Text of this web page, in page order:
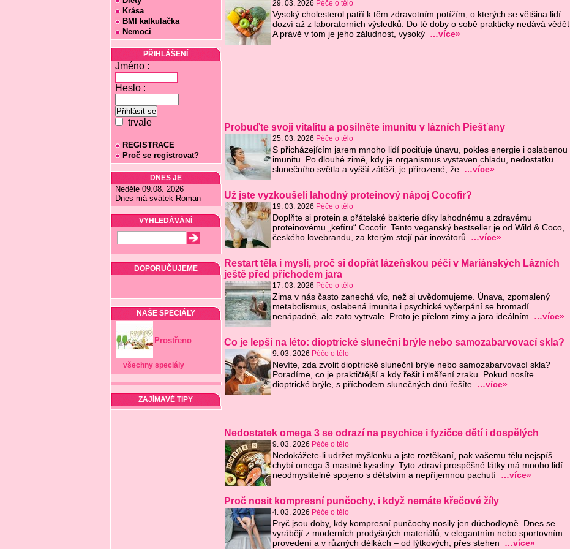
Krása
BMI kalkulačka
Nemoci
PŘIHLÁŠENÍ
Jméno :
Heslo :
trvale
REGISTRACE
Proč se registrovat?
DNES JE
Neděle 09.08. 2026
Dnes má svátek Roman
VYHLEDÁVÁNÍ
DOPORUČUJEME
NAŠE SPECIÁLY
Prostřeno
všechny speciály
ZAJÍMAVÉ TIPY
29. 03. 2026 Péče o tělo
Vysoký cholesterol patří k těm zdravotním potížím, o kterých se většina lidí
dozví až z laboratorních výsledků. Do té doby o sobě prakticky nedává vědět.
A právě v tom je jeho záludnost, vysoký …více»
Probuďte svoji vitalitu a posilněte imunitu v lázních Piešťany
25. 03. 2026 Péče o tělo
S přicházejícím jarem mnoho lidí pociťuje únavu, pokles energie i oslabenou
imunitu. Po dlouhé zimě, kdy je organismus vystaven chladu, nedostatku
slunečního světla a vyšší zátěži, je přirozené, že …více»
Už jste vyzkoušeli lahodný proteinový nápoj Cocofir?
19. 03. 2026 Péče o tělo
Doplňte si protein a přátelské bakterie díky lahodnému a zdravému
proteinovému „kefíru“ Cocofir. Tento veganský bestseller je od Wild & Coco,
českého lovebrandu, za kterým stojí pár inovátorů …více»
Restart těla i mysli, proč si dopřát lázeňskou péči v Mariánských Lázních
ještě před příchodem jara
17. 03. 2026 Péče o tělo
Zima v nás často zanechá víc, než si uvědomujeme. Únava, zpomalený
metabolismus, oslabená imunita i psychické vyčerpání se hromadí
nenápadně, ale zato vytrvale. Proto je přelom zimy a jara ideálním …více»
Co je lepší na léto: dioptrické sluneční brýle nebo samozabarvovací skla?
9. 03. 2026 Péče o tělo
Nevíte, zda zvolit dioptrické sluneční brýle nebo samozabarvovací skla?
Poradíme, co je praktičtější a kdy řešit i měření zraku. Pokud nosíte
dioptrické brýle, s příchodem slunečných dnů řešíte …více»
Nedostatek omega 3 se odrazí na psychice i fyzičce dětí i dospělých
9. 03. 2026 Péče o tělo
Nedokážete-li udržet myšlenku a jste roztěkaní, pak vašemu tělu nejspíš
chybí omega 3 mastné kyseliny. Tyto zdraví prospěšné látky má mnoho lidí
neodmyslitelně spojeno s dětstvím a nepříjemnou pachutí …více»
Proč nosit kompresní punčochy, i když nemáte křečové žíly
4. 03. 2026 Péče o tělo
Pryč jsou doby, kdy kompresní punčochy nosily jen důchodkyně. Dnes se
vyrábějí z moderních prodyšných materiálů, v elegantním nebo sportovním
provedení a v různých délkách – od lýtkových, přes stehen …více»